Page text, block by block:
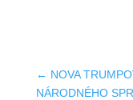
← NOVA
NÁRODNÉHO